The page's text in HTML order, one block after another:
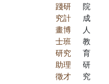
踐研
究計
畫博
士班
研究
助理
徵才
院
成
人
教
育
研
究